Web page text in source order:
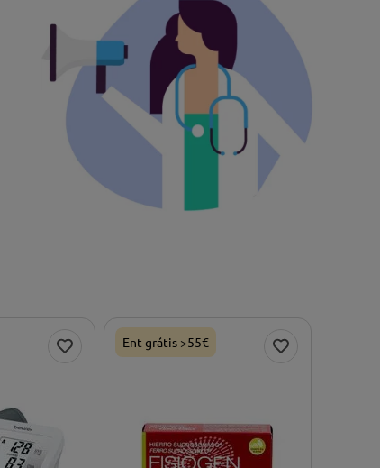
Ent grátis >55€